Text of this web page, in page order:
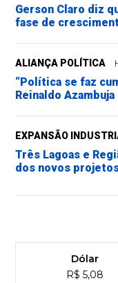
Gerson Claro diz
fase de
ALIANÇA POLÍTICA
“Política se faz
Reinaldo
EXPANSÃO
Três Lagoas e
dos novos
Dólar
R$ 5,08